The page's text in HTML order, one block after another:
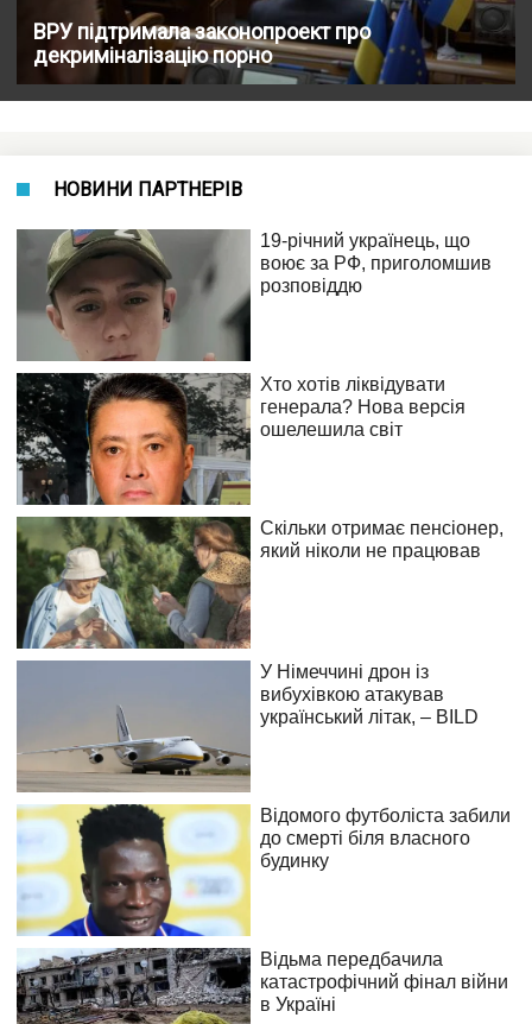
ВРУ підтримала законопроект про
декриміналізацію порно
НОВИНИ ПАРТНЕРІВ